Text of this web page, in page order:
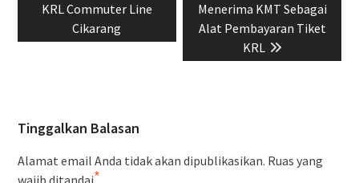
post:
KRL Commuter Line
Cikarang
post:
Menerima KMT Sebagai
Alat Pembayaran Tiket
KRL
Tinggalkan Balasan
Alamat email Anda tidak akan dipublikasikan. Ruas yang
wajib ditandai*